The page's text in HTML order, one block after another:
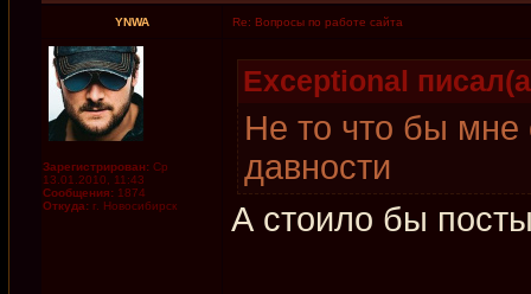
YNWA Re: Вопросы по работе сайта
Зарегистрирован: Ср
13.01.2010, 11:43
Сообщения: 1874
Откуда: г. Новосибирск
Exceptional
Не то что бы мне
давности
А стоило бы